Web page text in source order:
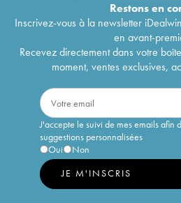
Restons en
Inscrivez-vous à la newsletter
en avant-
Recevez directement dans votre
moment, ventes exclusives,
J'accepte le suivi de mes emails afin
suggestions personnalisées
Oui
Non
JE M'INSCRIS